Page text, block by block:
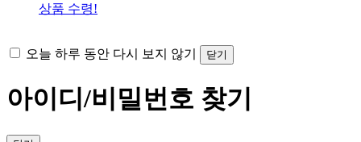
상품 수령!
오늘 하루 동안 다시 보지 않기 닫기
아이디/비밀번호 찾기